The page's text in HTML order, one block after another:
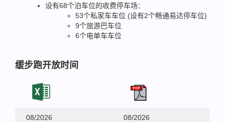
设有68个泊车位的收费停车场：
53个私家车车位 (设有2个畅通易达停车位)
9个旅游巴车位
6个电单车车位
缓步跑开放时间
08/2026 08/2026